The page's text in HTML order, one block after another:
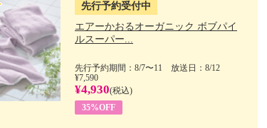
先行予約受付中
エアーかおるオーガニック ボブパイ
ルスーパー...
先行予約期間：8/7〜11 放送日：8/12
¥7,590
¥4,930(税込)
35%OFF